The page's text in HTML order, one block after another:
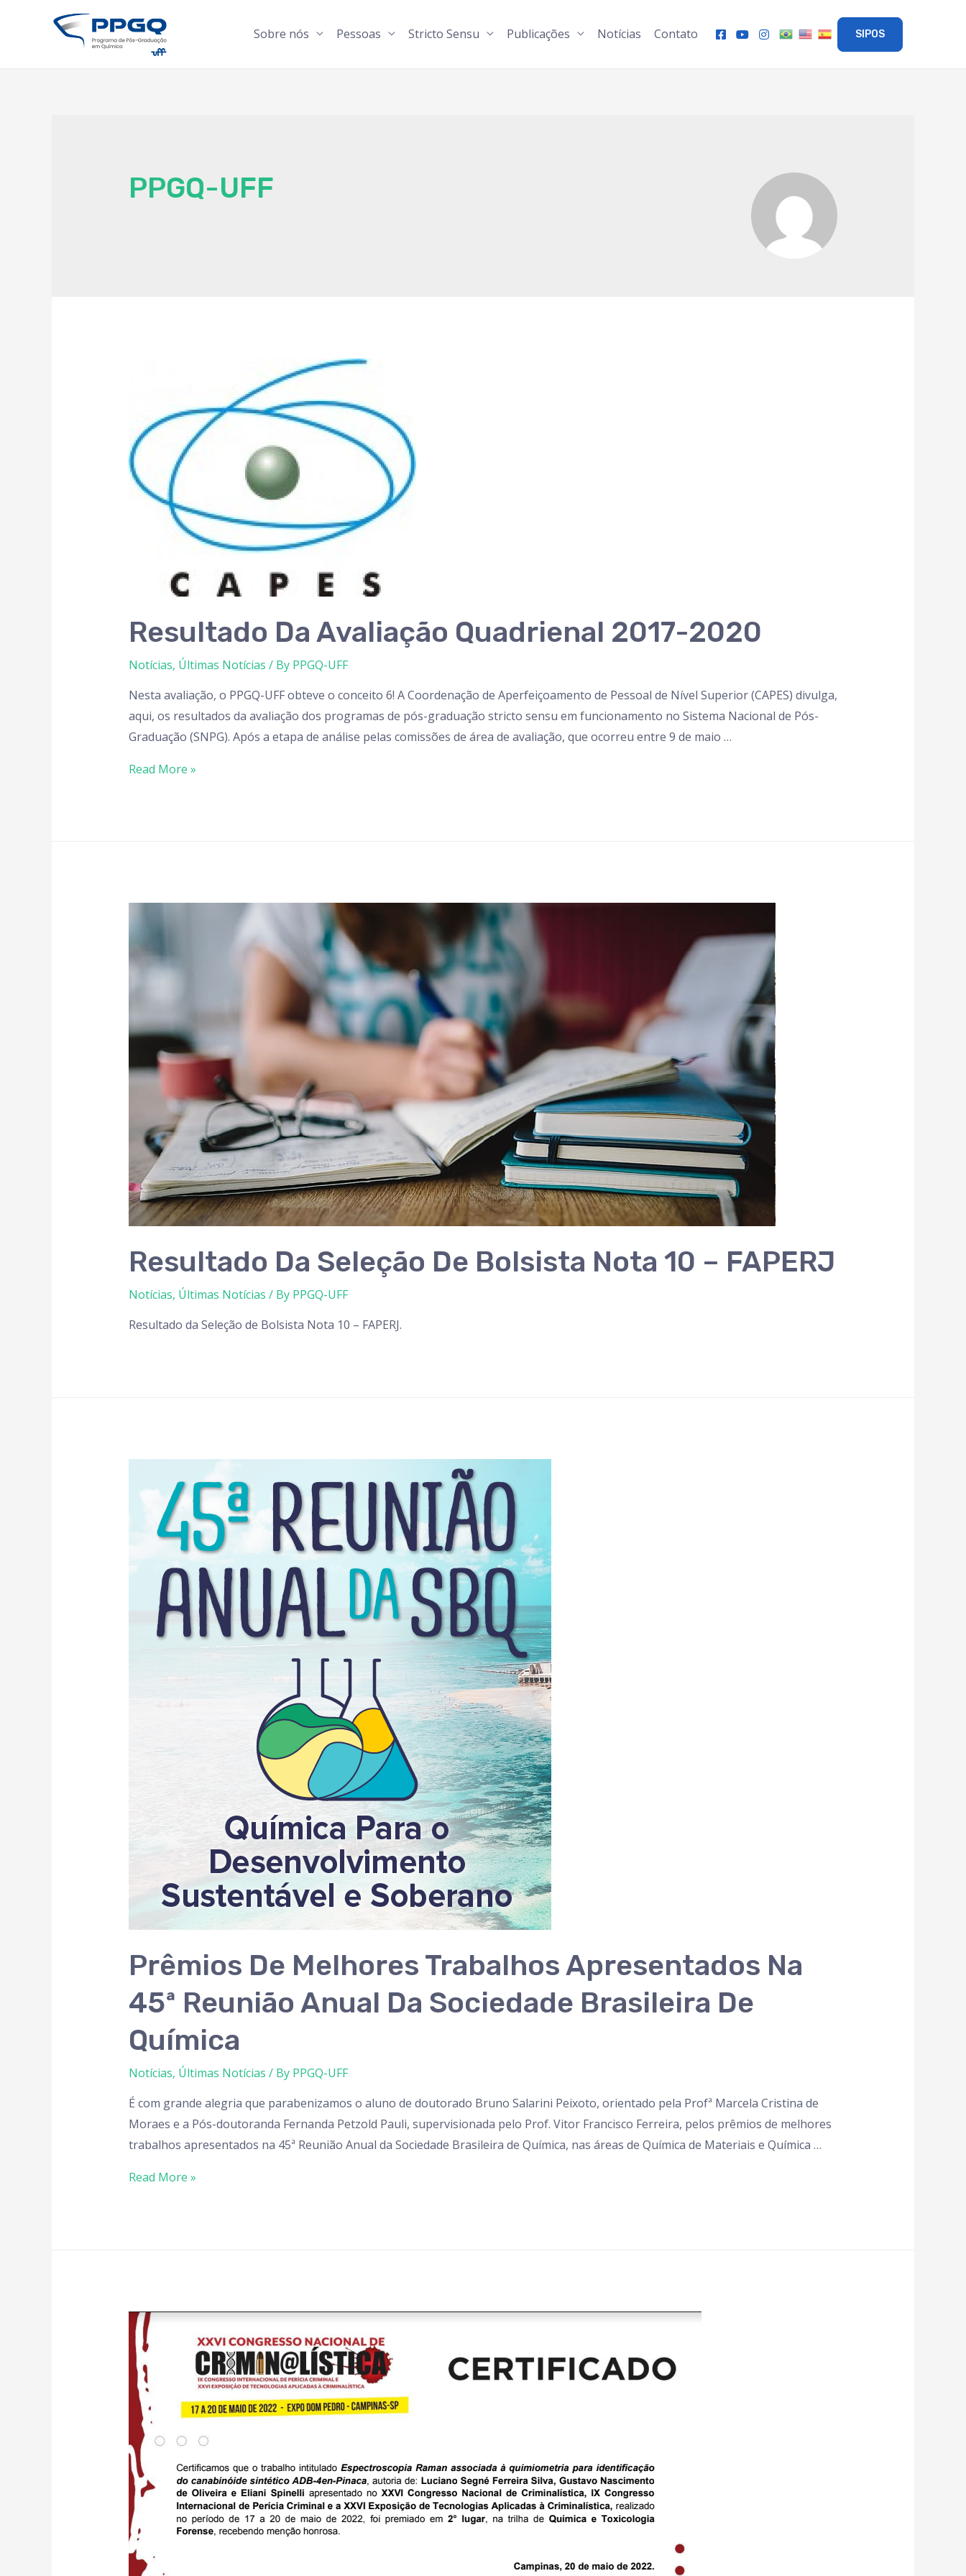
Sobre nós Pessoas Stricto Sensu Publicações Notícias Contato SIPOS
PPGQ-UFF
Resultado Da Avaliação Quadrienal 2017-2020
Notícias, Últimas Notícias / By PPGQ-UFF
Nesta avaliação, o PPGQ-UFF obteve o conceito 6! A Coordenação de Aperfeiçoamento de Pessoal de Nível Superior (CAPES) divulga,
aqui, os resultados da avaliação dos programas de pós-graduação stricto sensu em funcionamento no Sistema Nacional de Pós-
Graduação (SNPG). Após a etapa de análise pelas comissões de área de avaliação, que ocorreu entre 9 de maio …
Read More »
Resultado Da Seleção De Bolsista Nota 10 – FAPERJ
Notícias, Últimas Notícias / By PPGQ-UFF
Resultado da Seleção de Bolsista Nota 10 – FAPERJ.
Prêmios De Melhores Trabalhos Apresentados Na
45ª Reunião Anual Da Sociedade Brasileira De
Química
Notícias, Últimas Notícias / By PPGQ-UFF
É com grande alegria que parabenizamos o aluno de doutorado Bruno Salarini Peixoto, orientado pela Profª Marcela Cristina de
Moraes e a Pós-doutoranda Fernanda Petzold Pauli, supervisionada pelo Prof. Vitor Francisco Ferreira, pelos prêmios de melhores
trabalhos apresentados na 45ª Reunião Anual da Sociedade Brasileira de Química, nas áreas de Química de Materiais e Química …
Read More »